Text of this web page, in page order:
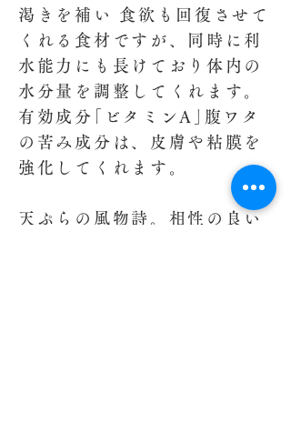
渇きを補い 食欲も回復させて
くれる食材ですが、同時に利
水能力にも長けており体内の
水分量を調整してくれます。
有効成分｢ビタミンA｣腹ワタ
の苦み成分は、皮膚や粘膜を
強化してくれます。
天ぷらの風物詩。相性の良い